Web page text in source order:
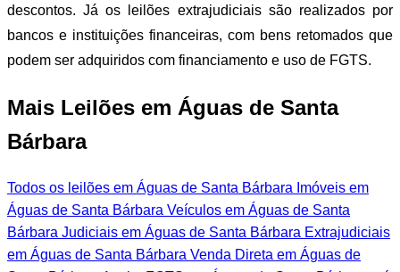
descontos. Já os leilões extrajudiciais são realizados por
bancos e instituições financeiras, com bens retomados que
podem ser adquiridos com financiamento e uso de FGTS.
Mais Leilões em Águas de Santa
Bárbara
Todos os leilões em Águas de Santa Bárbara Imóveis em
Águas de Santa Bárbara Veículos em Águas de Santa
Bárbara Judiciais em Águas de Santa Bárbara Extrajudiciais
em Águas de Santa Bárbara Venda Direta em Águas de